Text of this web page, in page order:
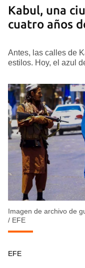
Kabul, una
cuatro años
Antes, las calles de
estilos. Hoy, el azul
Imagen de archivo de
/ EFE
EFE